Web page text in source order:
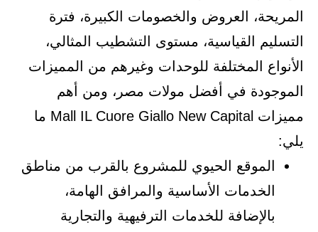
المريحة، العروض والخصومات الكبيرة، فترة
التسليم القياسية، مستوى التشطيب المثالي،
الأنواع المختلفة للوحدات وغيرهم من المميزات
الموجودة في أفضل مولات مصر، ومن أهم
مميزات Mall IL Cuore Giallo New Capital ما
يلي:
الموقع الحيوي للمشروع بالقرب من مناطق
الخدمات الأساسية والمرافق الهامة،
بالإضافة للخدمات الترفيهية والتجارية